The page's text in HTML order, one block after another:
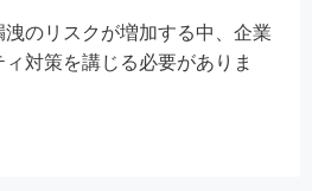
のリスクが増加する中、企業
対策を講じる必要がありま